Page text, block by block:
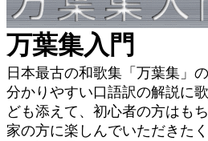
万葉集入門
日本最古の和歌集「万葉集」
分かりやすい口語訳の解説に
ども添えて、初心者の方はも
家の方に楽しんでいただきたく